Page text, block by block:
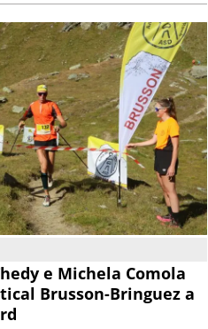
e Michela Comola
Brusson-Bringuez a